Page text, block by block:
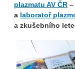
plazmatu AV ČR –
a laboratoř
a zkušebního